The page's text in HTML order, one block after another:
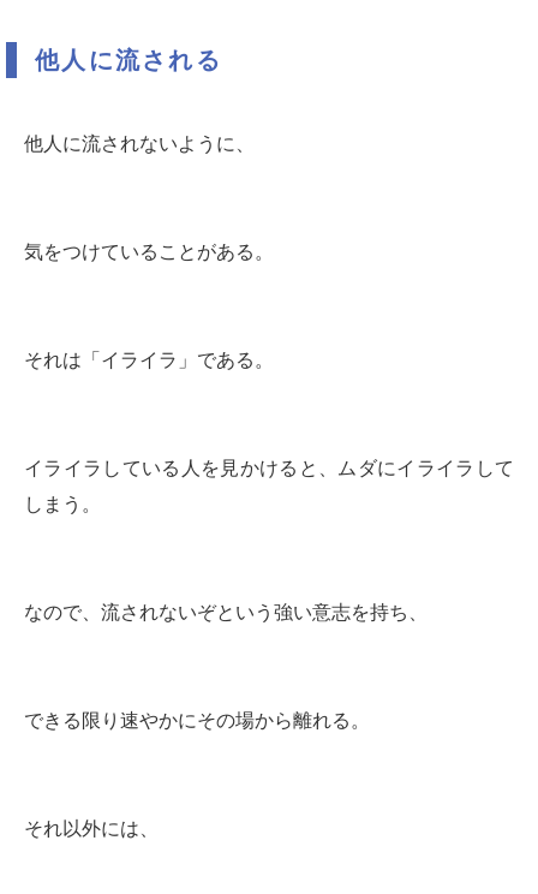
他人に流される
他人に流されないように、
気をつけていることがある。
それは「イライラ」である。
イライラしている人を見かけると、ムダにイライラして
しまう。
なので、流されないぞという強い意志を持ち、
できる限り速やかにその場から離れる。
それ以外には、